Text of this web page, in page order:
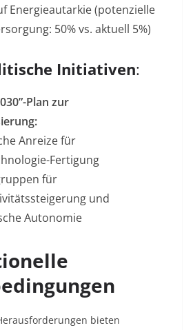
Energieautarkie (potenzielle
50% vs. aktuell 5%)
Initiativen:
Plan zur
Anreize für
Fertigung
für
und
Autonomie
bieten